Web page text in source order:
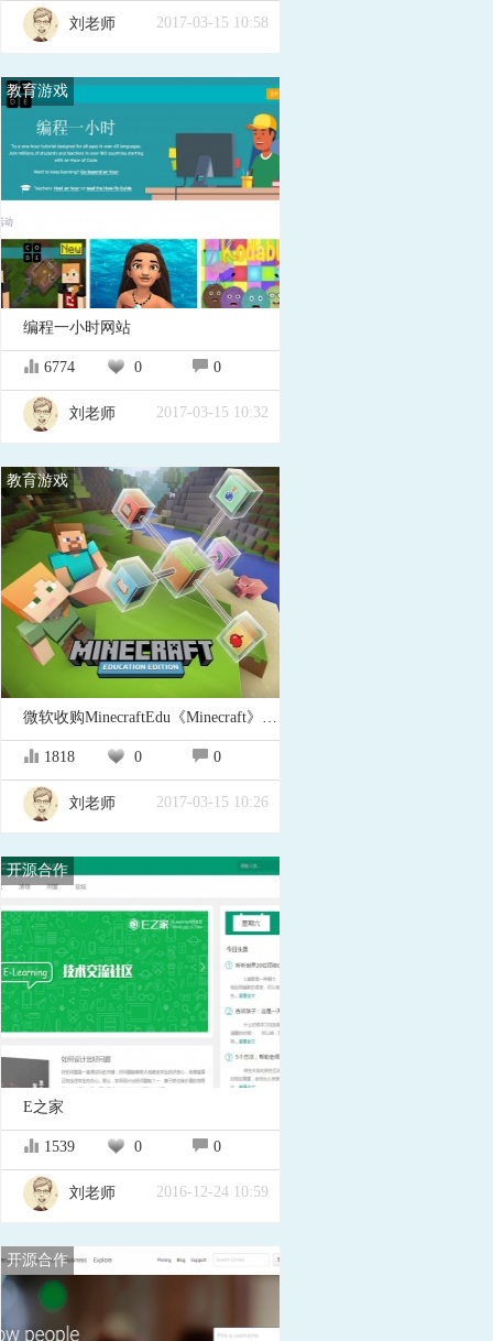
刘老师 2017-03-15 10:58
教育游戏
编程一小时网站
6774 0 0
刘老师 2017-03-15 10:32
教育游戏
微软收购MinecraftEdu《Minecraft》教育版
1818 0 0
刘老师 2017-03-15 10:26
开源合作
E之家
1539 0 0
刘老师 2016-12-24 10:59
开源合作